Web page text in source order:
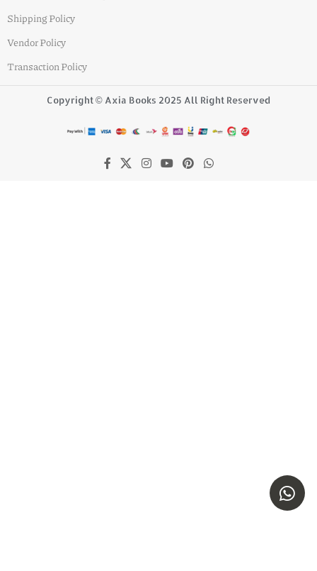
Shipping Policy
Vendor Policy
Transaction Policy
Copyright © Axia Books 2025 All Right Reserved